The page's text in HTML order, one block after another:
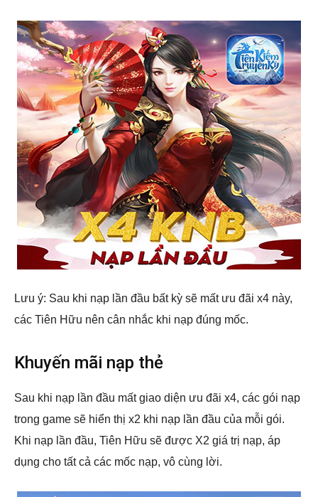
Lưu ý: Sau khi nạp lần đầu bất kỳ sẽ mất ưu đãi x4 này,
các Tiên Hữu nên cân nhắc khi nạp đúng mốc.
Khuyến mãi nạp thẻ
Sau khi nạp lần đầu mất giao diện ưu đãi x4, các gói nạp
trong game sẽ hiển thị x2 khi nạp lần đầu của mỗi gói.
Khi nạp lần đầu, Tiên Hữu sẽ được X2 giá trị nạp, áp
dụng cho tất cả các mốc nạp, vô cùng lời.